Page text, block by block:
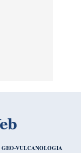
GEO-VULCANOLOGIA